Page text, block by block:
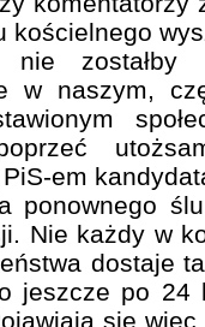
nie zostałby
w naszym,
em
ponownego
Nie każdy w
dostaje
po 24
się więc